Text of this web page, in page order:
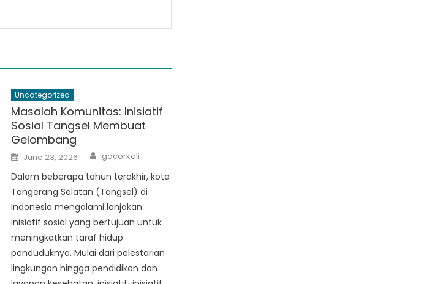
Uncategorized
Masalah Komunitas: Inisiatif
Sosial Tangsel Membuat
Gelombang
Posted
on
June 23, 2026 Author
gacorkali
Dalam beberapa tahun terakhir, kota
Tangerang Selatan (Tangsel) di
Indonesia mengalami lonjakan
inisiatif sosial yang bertujuan untuk
meningkatkan taraf hidup
penduduknya. Mulai dari pelestarian
lingkungan hingga pendidikan dan